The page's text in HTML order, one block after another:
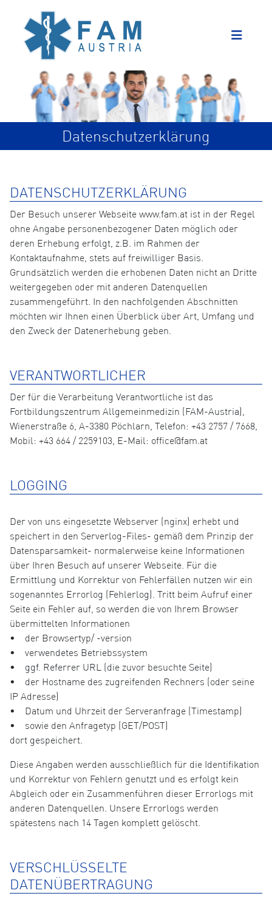
Datenschutzerklärung
DATENSCHUTZERKLÄRUNG
Der Besuch unserer Webseite www.fam.at ist in der Regel
ohne Angabe personenbezogener Daten möglich oder
deren Erhebung erfolgt, z.B. im Rahmen der
Kontaktaufnahme, stets auf freiwilliger Basis.
Grundsätzlich werden die erhobenen Daten nicht an Dritte
weitergegeben oder mit anderen Datenquellen
zusammengeführt. In den nachfolgenden Abschnitten
möchten wir Ihnen einen Überblick über Art, Umfang und
den Zweck der Datenerhebung geben.
VERANTWORTLICHER
Der für die Verarbeitung Verantwortliche ist das
Fortbildungszentrum Allgemeinmedizin (FAM-Austria),
Wienerstraße 6, A-3380 Pöchlarn, Telefon: +43 2757 / 7668,
Mobil: +43 664 / 2259103, E-Mail: office@fam.at
LOGGING
Der von uns eingesetzte Webserver (nginx) erhebt und
speichert in den Serverlog-Files- gemäß dem Prinzip der
Datensparsamkeit- normalerweise keine Informationen
über Ihren Besuch auf unserer Webseite. Für die
Ermittlung und Korrektur von Fehlerfällen nutzen wir ein
sogenanntes Errorlog (Fehlerlog). Tritt beim Aufruf einer
Seite ein Fehler auf, so werden die von Ihrem Browser
übermittelten Informationen
• der Browsertyp/ -version
• verwendetes Betriebssystem
• ggf. Referrer URL (die zuvor besuchte Seite)
• der Hostname des zugreifenden Rechners (oder seine
IP Adresse)
• Datum und Uhrzeit der Serveranfrage (Timestamp)
• sowie den Anfragetyp (GET/POST)
dort gespeichert.
Diese Angaben werden ausschließlich für die Identifikation
und Korrektur von Fehlern genutzt und es erfolgt kein
Abgleich oder ein Zusammenführen dieser Errorlogs mit
anderen Datenquellen. Unsere Errorlogs werden
spätestens nach 14 Tagen komplett gelöscht.
VERSCHLÜSSELTE
DATENÜBERTRAGUNG